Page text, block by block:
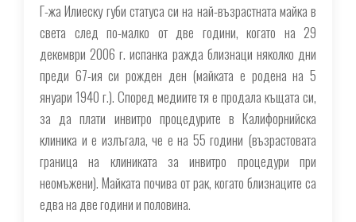
Г-жа Илиеску губи статуса си на най-възрастната майка в
света след по-малко от две години, когато на 29
декември 2006 г. испанка ражда близнаци няколко дни
преди 67-ия си рожден ден (майката е родена на 5
януари 1940 г.). Според медиите тя е продала къщата си,
за да плати инвитро процедурите в Калифорнийска
клиника и е излъгала, че е на 55 години (възрастовата
граница на клиниката за инвитро процедури при
неомъжени). Майката почива от рак, когато близнаците са
едва на две години и половина.